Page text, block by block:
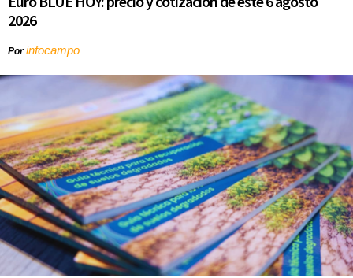
2026
Porinfocampo